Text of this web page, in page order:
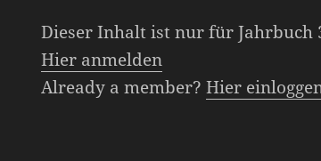
Dieser Inhalt ist nur für Jahrbuch
Hier anmelden
Already a member?Hier